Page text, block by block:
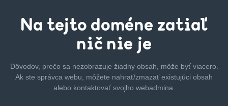
Na tejto doméne zatiaľ
nič nie je
Dôvodov, prečo sa nezobrazuje žiadny obsah, môže byťviacero.
Ak ste správca webu, môžete nahrať/zmazaťexistujúci obsah
alebo kontaktovať svojho webadmina.